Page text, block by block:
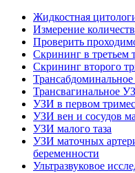
Жидкостная
Измерение
Проверить
Скрининг в третьем
Скрининг второго
Трансвагинальное
УЗИ в первом
УЗИ вен и сосудов
УЗИ малого таза
УЗИ маточных
беременности
Ультразвуковое